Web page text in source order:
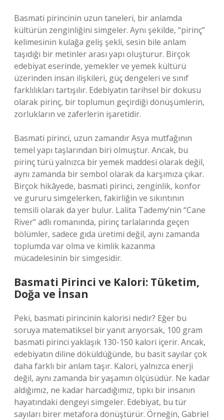
Basmati pirincinin uzun taneleri, bir anlamda
kültürün zenginliğini simgeler. Aynı şekilde, “pirinç”
kelimesinin kulağa geliş şekli, sesin bile anlam
taşıdığı bir metinler arası yapı oluşturur. Birçok
edebiyat eserinde, yemekler ve yemek kültürü
üzerinden insan ilişkileri, güç dengeleri ve sınıf
farklılıkları tartışılır. Edebiyatın tarihsel bir dokusu
olarak pirinç, bir toplumun geçirdiği dönüşümlerin,
zorlukların ve zaferlerin işaretidir.
Basmati pirinci, uzun zamandır Asya mutfağının
temel yapı taşlarından biri olmuştur. Ancak, bu
pirinç türü yalnızca bir yemek maddesi olarak değil,
aynı zamanda bir sembol olarak da karşımıza çıkar.
Birçok hikâyede, basmati pirinci, zenginlik, konfor
ve gururu simgelerken, fakirliğin ve sıkıntının
temsili olarak da yer bulur. Lalita Tademy’nin “Cane
River” adlı romanında, pirinç tarlalarında geçen
bölümler, sadece gıda üretimi değil, aynı zamanda
toplumda var olma ve kimlik kazanma
mücadelesinin bir simgesidir.
Basmati Pirinci ve Kalori: Tüketim,
Doğa ve İnsan
Peki, basmati pirincinin kalorisi nedir? Eğer bu
soruya matematiksel bir yanıt arıyorsak, 100 gram
basmati pirinci yaklaşık 130-150 kalori içerir. Ancak,
edebiyatın diline döküldüğünde, bu basit sayılar çok
daha farklı bir anlam taşır. Kalori, yalnızca enerji
değil, aynı zamanda bir yaşamın ölçüsüdür. Ne kadar
aldığımız, ne kadar harcadığımız, tıpkı bir insanın
hayatındaki dengeyi simgeler. Edebiyat, bu tür
sayıları birer metafora dönüştürür. Örneğin, Gabriel